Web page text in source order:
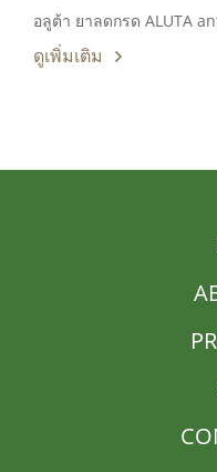
อลูต้า ยาลดกรด ALUTA
ดูเพิ่มเติม